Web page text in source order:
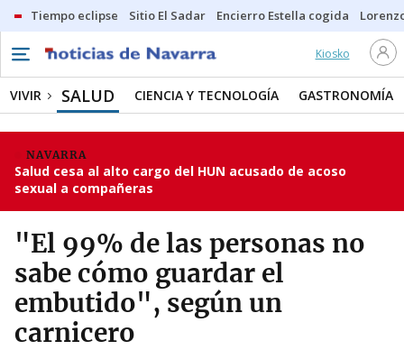
Tiempo eclipse Sitio El Sadar Encierro Estella cogida
Kiosko
VIVIR SALUD CIENCIA Y TECNOLOGÍA GASTRONOMÍA
NAVARRA
Salud cesa al alto cargo del HUN acusado de acoso
sexual a compañeras
"El 99% de las personas no
sabe cómo guardar el
embutido", según un
carnicero